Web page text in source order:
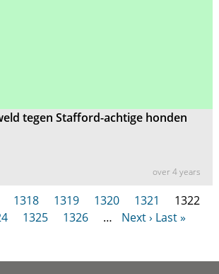
tegen Stafford-achtige honden
over 4 years
1318 1319 1320 1321
1322
1325 1326 … Next › Last »